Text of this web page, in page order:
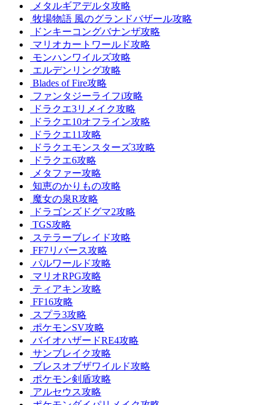
メタルギアデルタ攻略
牧場物語 風のグランドバザール攻略
ドンキーコングバナンザ攻略
マリオカートワールド攻略
モンハンワイルズ攻略
エルデンリング攻略
Blades of Fire攻略
ファンタジーライフi攻略
ドラクエ3リメイク攻略
ドラクエ10オフライン攻略
ドラクエ11攻略
ドラクエモンスターズ3攻略
ドラクエ6攻略
メタファー攻略
知恵のかりもの攻略
魔女の泉R攻略
ドラゴンズドグマ2攻略
TGS攻略
ステラーブレイド攻略
FF7リバース攻略
パルワールド攻略
マリオRPG攻略
ティアキン攻略
FF16攻略
スプラ3攻略
ポケモンSV攻略
バイオハザードRE4攻略
サンブレイク攻略
ブレスオブザワイルド攻略
ポケモン剣盾攻略
アルセウス攻略